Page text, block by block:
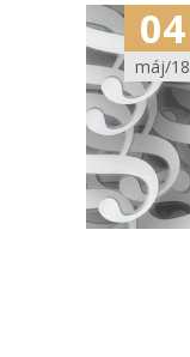
04
máj/18